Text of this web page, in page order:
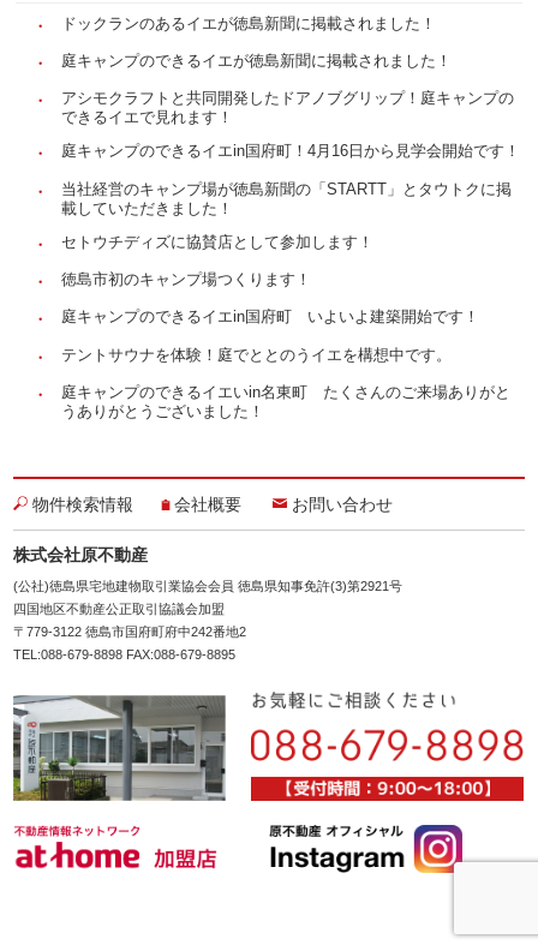
ドックランのあるイエが徳島新聞に掲載されました！
庭キャンプのできるイエが徳島新聞に掲載されました！
アシモクラフトと共同開発したドアノブグリップ！庭キャンプの
できるイエで見れます！
庭キャンプのできるイエin国府町！4月16日から見学会開始です！
当社経営のキャンプ場が徳島新聞の「STARTT」とタウトクに掲
載していただきました！
セトウチディズに協賛店として参加します！
徳島市初のキャンプ場つくります！
庭キャンプのできるイエin国府町 いよいよ建築開始です！
テントサウナを体験！庭でととのうイエを構想中です。
庭キャンプのできるイエいin名東町 たくさんのご来場ありがと
うありがとうございました！
物件検索情報 会社概要 お問い合わせ
株式会社原不動産
(公社)徳島県宅地建物取引業協会会員 徳島県知事免許(3)第2921号
四国地区不動産公正取引協議会加盟
〒779-3122 徳島市国府町府中242番地2
TEL:088-679-8898 FAX:088-679-8895